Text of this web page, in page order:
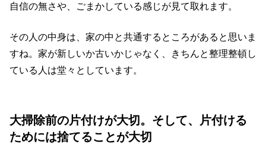
自信の無さや、ごまかしている感じが見て取れます。
その人の中身は、家の中と共通するところがあると思いま
すね。家が新しいか古いかじゃなく、きちんと整理整頓し
ている人は堂々としています。
大掃除前の片付けが大切。そして、片付ける
ためには捨てることが大切